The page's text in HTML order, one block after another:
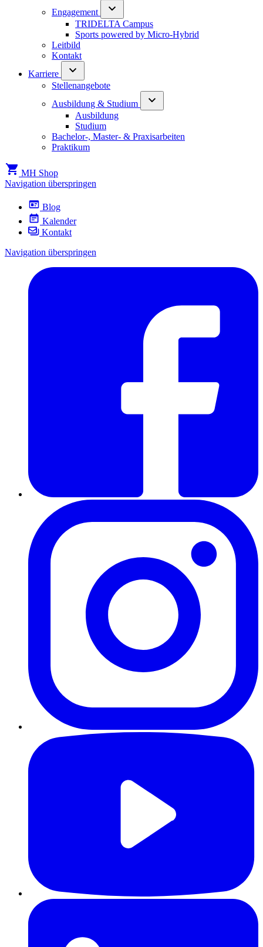
Engagement
TRIDELTA Campus
Sports powered by Micro-Hybrid
Leitbild
Kontakt
Karriere
Stellenangebote
Ausbildung & Studium
Ausbildung
Studium
Bachelor-, Master- & Praxisarbeiten
Praktikum
MH Shop
Navigation überspringen
Blog
Kalender
Kontakt
Navigation überspringen